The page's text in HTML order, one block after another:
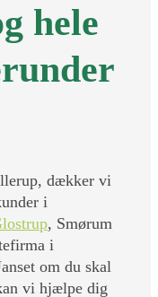
hele
dækker vi
i
, Smørum
i
om du skal
vi hjælpe dig